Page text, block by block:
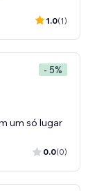
1.0(1)
- 5%
um só lugar
0.0(0)